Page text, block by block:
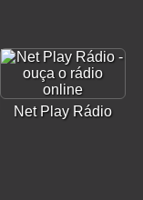
Net Play Rádio